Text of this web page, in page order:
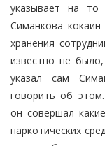
указывает на то
Симанкова
хранения
известно не
указал сам
говорить об
он совершал
наркотических